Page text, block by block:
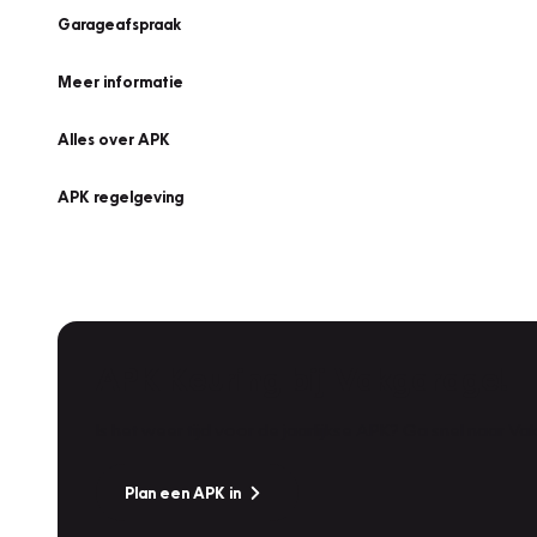
Garageafspraak
Meer informatie
Alles over APK
APK regelgeving
Plan een APK in